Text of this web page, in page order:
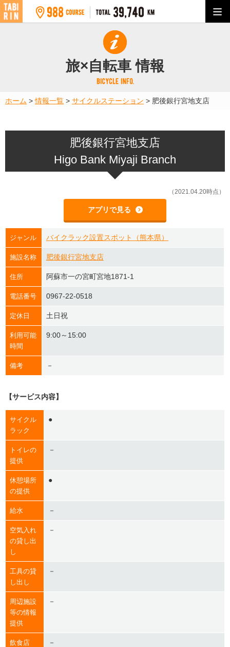
旅×自転車 情報
ホーム >情報一覧 > サイクルステーション > 肥後銀行宮地支店
肥後銀行宮地支店
Higo Bank Miyaji Branch
（2021.04.20時点）
アプリで見る
ジャンル バイクラック設置スポット（熊本県）
施設名称 肥後銀行宮地支店
住所 阿蘇市一の宮町宮地1871-1
電話番号 0967-22-0518
定休日 土日祝
利用可能
時間
9:00～15:00
備考 －
【サービス内容】
サイクル
ラック
●
トイレの
提供
－
休憩場所
の提供
●
給水 －
空気入れ
の貸し出
し
－
工具の貸
し出し
－
周辺施設
等の情報
提供
－
飲食店 －